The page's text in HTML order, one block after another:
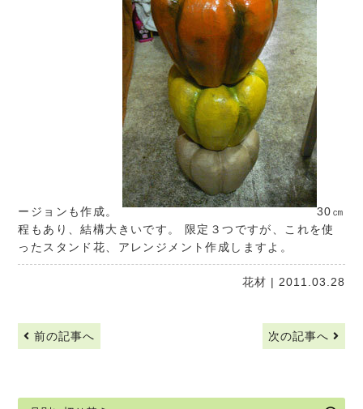
ージョンも作成。
30㎝
程もあり、結構大きいです。 限定３つですが、これを使
ったスタンド花、アレンジメント作成しますよ。
花材 | 2011.03.28
前の記事へ 次の記事へ